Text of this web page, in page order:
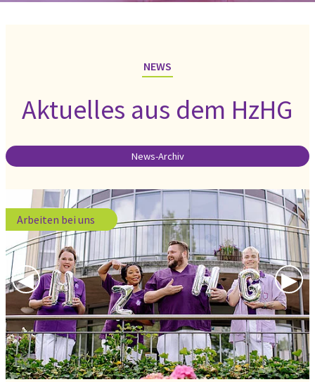
NEWS
Aktuelles aus dem HzHG
News-Archiv
Previous Slide
◀︎ ▶︎
Arbeiten bei uns